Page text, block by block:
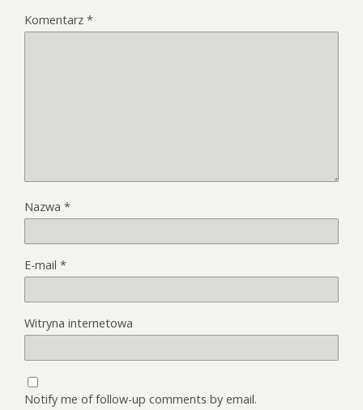
Komentarz *
Nazwa *
E-mail *
Witryna internetowa
Notify me of follow-up comments by email.